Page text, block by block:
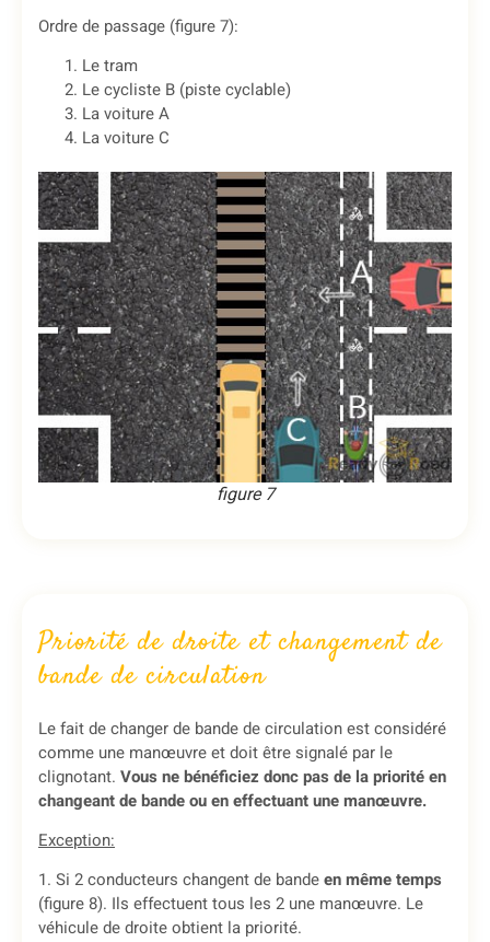
Ordre de passage (figure 7):
Le tram
Le cycliste B (piste cyclable)
La voiture A
La voiture C
figure 7
Priorité de droite et changement de
bande de circulation
Le fait de changer de bande de circulation est considéré
comme une manœuvre et doit être signalé par le
clignotant. Vous ne bénéficiez donc pas de la priorité en
changeant de bande ou en effectuant une manœuvre.
Exception:
1. Si 2 conducteurs changent de bandeen même temps
(figure 8). Ils effectuent tous les 2 une manœuvre. Le
véhicule de droite obtient la priorité.